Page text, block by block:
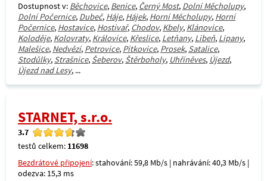
Dostupnost v: Běchovice, Benice, Černý Most, Dolní Měcholupy,
Dolní Počernice, Dubeč, Háje, Hájek, Horní Měcholupy, Horní
Počernice, Hostavice, Hostivař, Chodov, Kbely, Klánovice,
Koloděje, Kolovraty, Královice, Křeslice, Letňany, Libeň, Lipany,
Malešice, Nedvězí, Petrovice, Pitkovice, Prosek, Satalice,
Stodůlky, Strašnice, Šeberov, Štěrboholy, Uhříněves, Újezd,
Újezd nad Lesy, ...
STARNET, s.r.o.
3.7
testů celkem: 11698
Bezdrátové připojení: stahování: 59,8 Mb/s | nahrávání: 40,3 Mb/s |
odezva: 15,3 ms